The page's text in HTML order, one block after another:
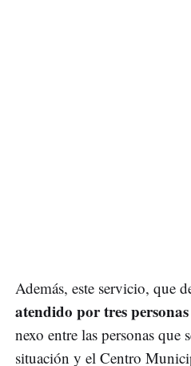
Además, este servicio, que
atendido por tres
nexo entre las personas que
situación y el Centro